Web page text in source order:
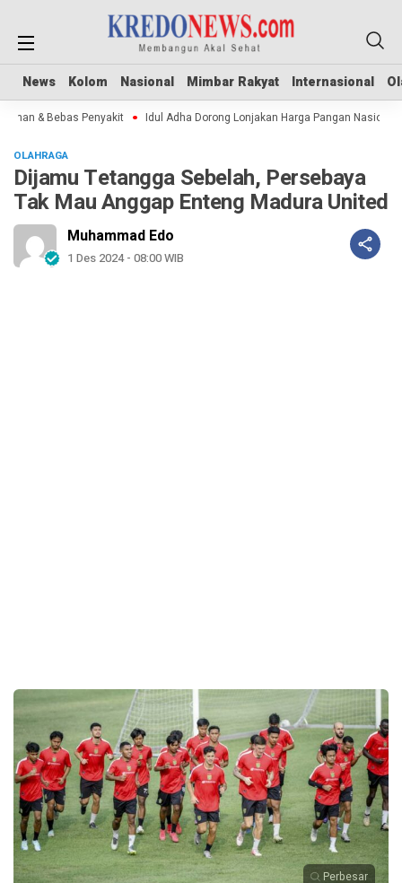
News Kolom Nasional Mimbar Rakyat Internasional
News Kolom Nasional Mimbar Rakyat Internasional
& Bebas Penyakit Idul Adha Dorong Lonjakan Harga Pangan Nasional
OLAHRAGA
Dijamu Tetangga Sebelah, Persebaya
Tak Mau Anggap Enteng Madura United
Muhammad Edo
1 Des 2024 - 08:00 WIB
Perbesar